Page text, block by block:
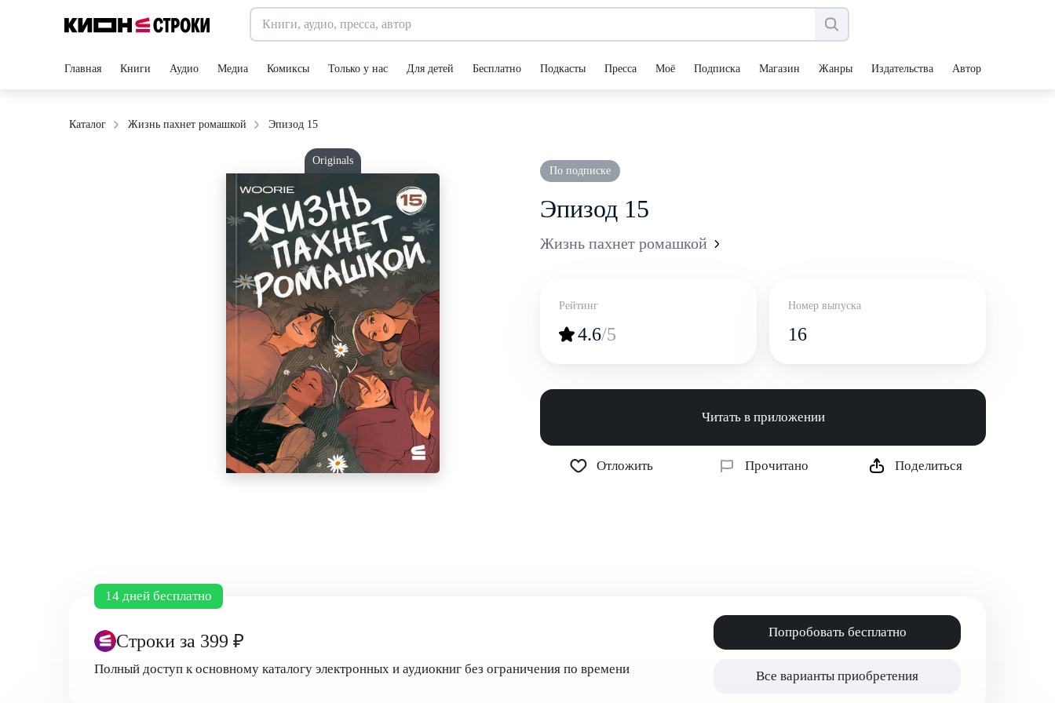
Главная Книги Аудио Медиа Комиксы Только у нас Для детей Бесплатно Подкасты Пресса Моё Подписка Магазин Жанры Издательства Авторы
Каталог Жизнь пахнет ромашкой Эпизод 15
Originals
По подписке
Эпизод 15
Жизнь пахнет ромашкой
Рейтинг
4.6/5
Номер выпуска
16
Читать в приложении
Отложить Прочитано Поделиться
14 дней бесплатно
Строки за 399 ₽
Полный доступ к основному каталогу электронных и аудиокниг без ограничения по времени
Попробовать бесплатно
Все варианты приобретения